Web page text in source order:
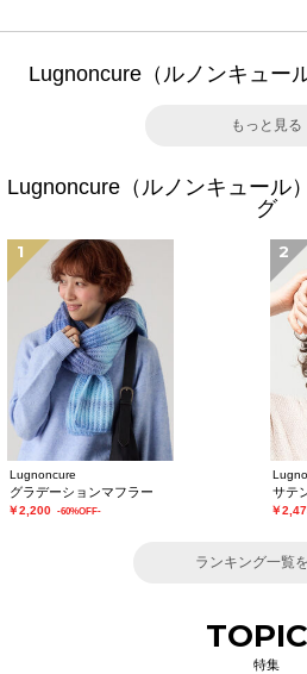
Lugnoncure（ルノンキュー
もっと見る
Lugnoncure（ルノンキュール
グ
1
Lugnoncure
グラデーションマフラー
￥2,200 -60%OFF-
2
￥
ランキング一覧
特集